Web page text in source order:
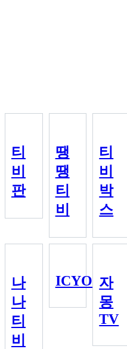
티
비
판
땡
땡
티
비
티
비
박
스
나
나
티
비
ICYOU자
몽
TV